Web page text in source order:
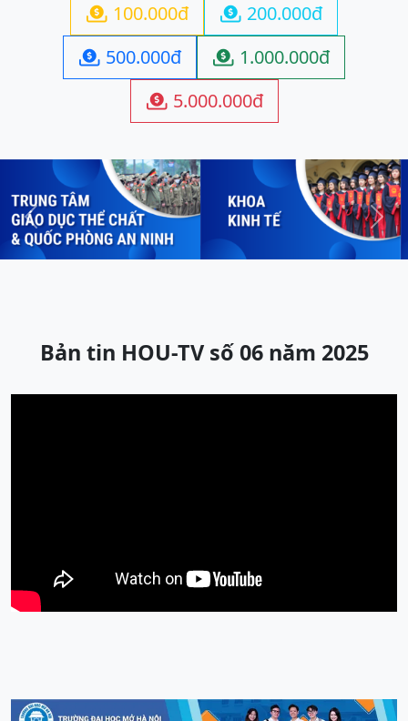
 100.000đ  200.000đ
 500.000đ  1.000.000đ
 5.000.000đ
Previous Next
Bản tin HOU-TV số 06 năm 2025